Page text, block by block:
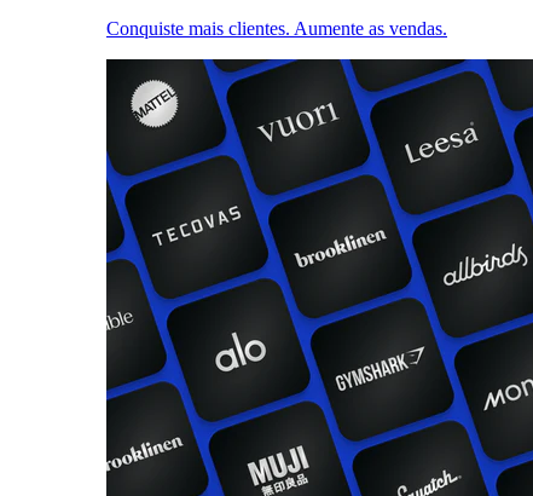
Conquiste mais clientes. Aumente as vendas.